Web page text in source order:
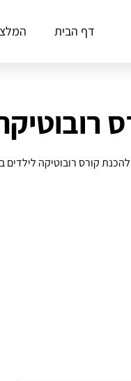
דף הבית
קורס רובוטיקה לילדים